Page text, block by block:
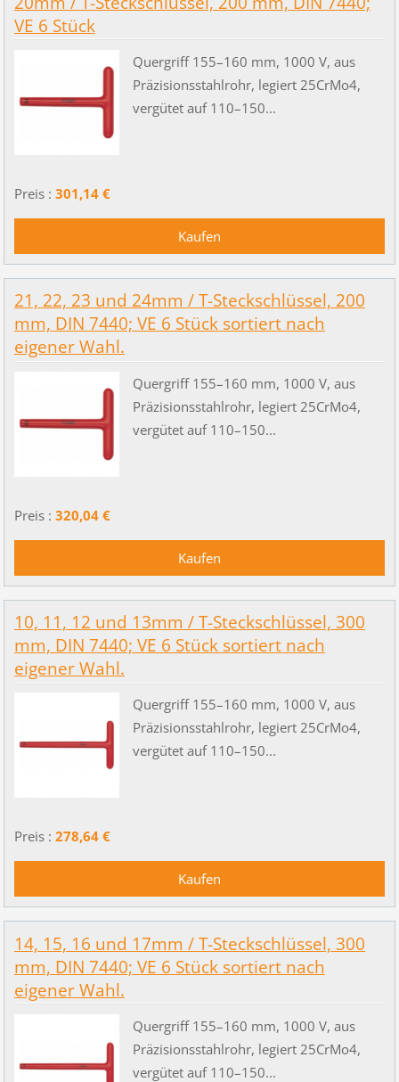
VE 6 Stück
Quergriff 155–160 mm, 1000 V, aus
Präzisionsstahlrohr, legiert 25CrMo4,
vergütet auf 110–150...
Preis : 301,14 €
21, 22, 23 und 24mm / T-Steckschlüssel, 200
mm, DIN 7440; VE 6 Stück sortiert nach
eigener Wahl.
Quergriff 155–160 mm, 1000 V, aus
Präzisionsstahlrohr, legiert 25CrMo4,
vergütet auf 110–150...
Preis : 320,04 €
10, 11, 12 und 13mm / T-Steckschlüssel, 300
mm, DIN 7440; VE 6 Stück sortiert nach
eigener Wahl.
Quergriff 155–160 mm, 1000 V, aus
Präzisionsstahlrohr, legiert 25CrMo4,
vergütet auf 110–150...
Preis : 278,64 €
14, 15, 16 und 17mm / T-Steckschlüssel, 300
mm, DIN 7440; VE 6 Stück sortiert nach
eigener Wahl.
Quergriff 155–160 mm, 1000 V, aus
Präzisionsstahlrohr, legiert 25CrMo4,
vergütet auf 110–150...